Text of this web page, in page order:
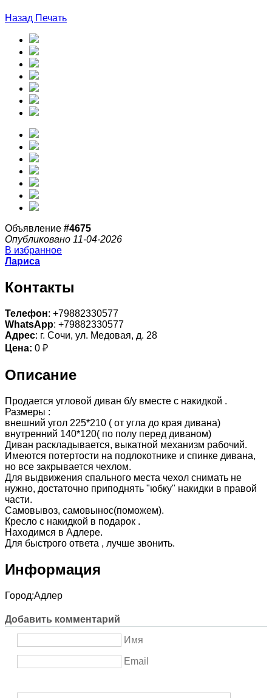
Назад Печать
Объявление #4675
Опубликовано 11-04-2026
В избранное
Лариса
Контакты
Телефон: +79882330577
WhatsApp: +79882330577
Адрес: г. Сочи, ул. Медовая, д. 28
Цена: 0 ₽
Описание
Продается угловой диван б/у вместе с накидкой .
Размеры :
внешний угол 225*210 ( от угла до края дивана)
внутренний 140*120( по полу перед диваном)
Диван раскладывается, выкатной механизм рабочий.
Имеются потертости на подлокотнике и спинке дивана,
но все закрывается чехлом.
Для выдвижения спального места чехол снимать не
нужно, достаточно приподнять "юбку" накидки в правой
части.
Самовывоз, самовынос(поможем).
Кресло с накидкой в подарок .
Находимся в Адлере.
Для быстрого ответа , лучше звонить.
Информация
Город:Адлер
Добавить комментарий
Имя
Email